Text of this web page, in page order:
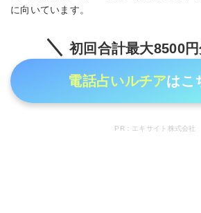
に向いています。
初回合計最大8500
電話占いルチアはこ
PR：エキサイト株式会社